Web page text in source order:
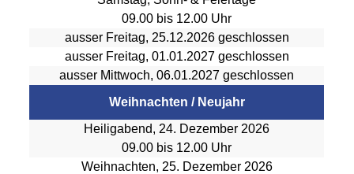
09.00 bis 12.00 Uhr
ausser Freitag, 25.12.2026 geschlossen
ausser Freitag, 01.01.2027 geschlossen
ausser Mittwoch, 06.01.2027 geschlossen
Weihnachten / Neujahr
Heiligabend, 24. Dezember 2026
09.00 bis 12.00 Uhr
Weihnachten, 25. Dezember 2026